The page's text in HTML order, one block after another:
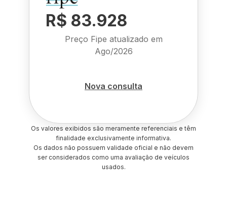
R$ 83.928
Preço Fipe atualizado em
Ago/2026
Nova consulta
Os valores exibidos são meramente referenciais e têm
finalidade exclusivamente informativa.
Os dados não possuem validade oficial e não devem
ser considerados como uma avaliação de veículos
usados.